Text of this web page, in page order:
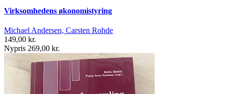
Virksomhedens økonomistyring
Michael Andersen, Carsten Rohde
149,00 kr.
Nypris 269,00 kr.